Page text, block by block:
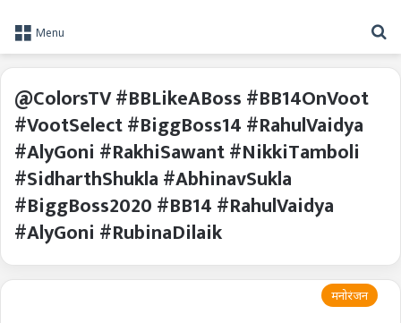
Menu
@ColorsTV #BBLikeABoss #BB14OnVoot
#VootSelect #BiggBoss14 #RahulVaidya
#AlyGoni #RakhiSawant #NikkiTamboli
#SidharthShukla #AbhinavSukla
#BiggBoss2020 #BB14 #RahulVaidya
#AlyGoni #RubinaDilaik
मनोरंजन